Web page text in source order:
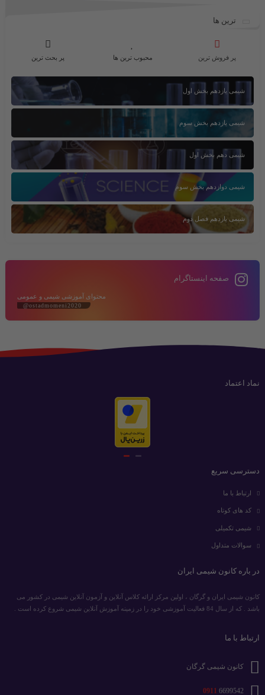
ترین ها
پر فروش ترین محبوب ترین ها پر بحث ترین
شیمی یازدهم بخش اول
شیمی یازدهم بخش سوم
شیمی دهم بخش اول
شیمی دوازدهم بخش سوم
شیمی یازدهم فصل دوم
صفحه اینستاگرام
محتوای آموزشی شیمی و عمومی
@ostadmomeni2020
نماد اعتماد
دسترسی سریع
ارتباط با ما
کد های کوتاه
شیمی تکمیلی
سوالات متداول
در باره کانون شیمی ایران
کانون شیمی ایران و گرگان ، اولین مرکز ارائه کلاس آنلاین و آزمون آنلاین شیمی در کشور می
باشد . که از سال 84 فعالیت آموزشی خود را در زمینه آموزش آنلاین شیمی شروع کرده است .
ارتباط با ما
کانون شیمی گرگان
0911 6699542